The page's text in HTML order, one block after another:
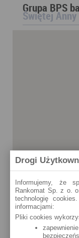
Grupa BPS
Świętej Anny
Drogi
Informujemy, że
Rankomat Sp. z o.
technologię
informacjami:
Pliki cookies